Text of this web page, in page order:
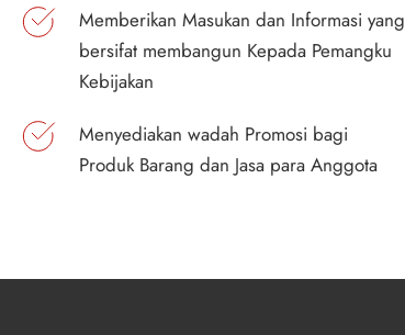
Memberikan Masukan dan Informasi yang
bersifat membangun Kepada Pemangku
Kebijakan
Menyediakan wadah Promosi bagi
Produk Barang dan Jasa para Anggota